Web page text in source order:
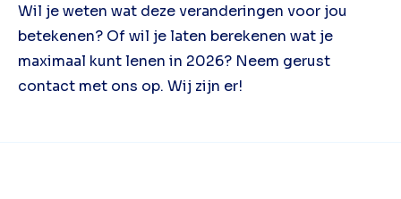
Wil je weten wat deze veranderingen voor jou
betekenen? Of wil je laten berekenen wat je
maximaal kunt lenen in 2026? Neem gerust
contact met ons op. Wij zijn er!